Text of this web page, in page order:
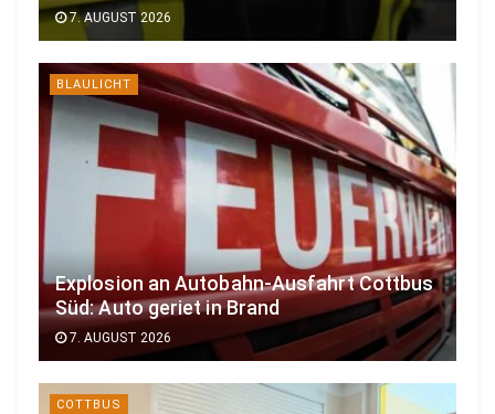
7. AUGUST 2026
BLAULICHT
Explosion an Autobahn-Ausfahrt Cottbus
Süd: Auto geriet in Brand
7. AUGUST 2026
COTTBUS